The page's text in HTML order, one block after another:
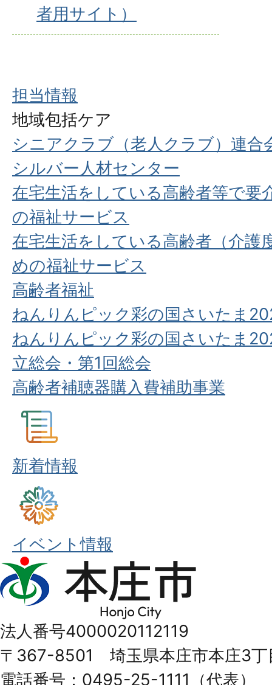
者用サイト）
担当情報
地域包括ケア
シニアクラブ（老人クラブ）連合
シルバー人材センター
在宅生活をしている高齢者等で要
の福祉サービス
在宅生活をしている高齢者（介護
めの福祉サービス
高齢者福祉
ねんりんピック彩の国さいたま
ねんりんピック彩の国さいたま
立総会・第1回総会
高齢者補聴器購入費補助事業
新着情報
イベント情報
本
庄
Honjo
City
法人番号4000020112119
〒367-8501 埼玉県本庄市本庄3丁
電話番号：0495-25-1111（代表）